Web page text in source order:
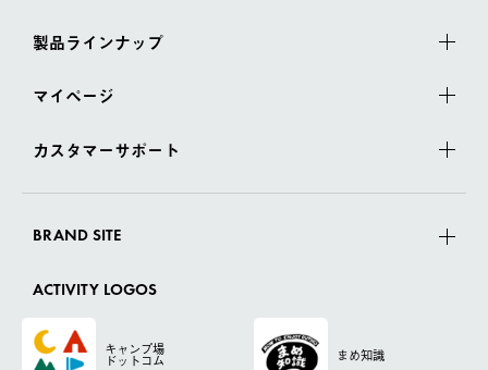
製品ラインナップ
マイページ
カスタマーサポート
BRAND SITE
ACTIVITY LOGOS
キャンプ場
ドットコム まめ知識